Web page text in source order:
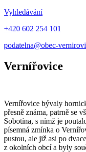
Vyhledávání
+420 602 254 101
podatelna@obec-
Vernířovice
Vernířovice bývaly
přesně známa, patrně se
Sobotína, s nímž je
písemná zmínka o
pustou, ale již asi po
z okolních obcí a byly